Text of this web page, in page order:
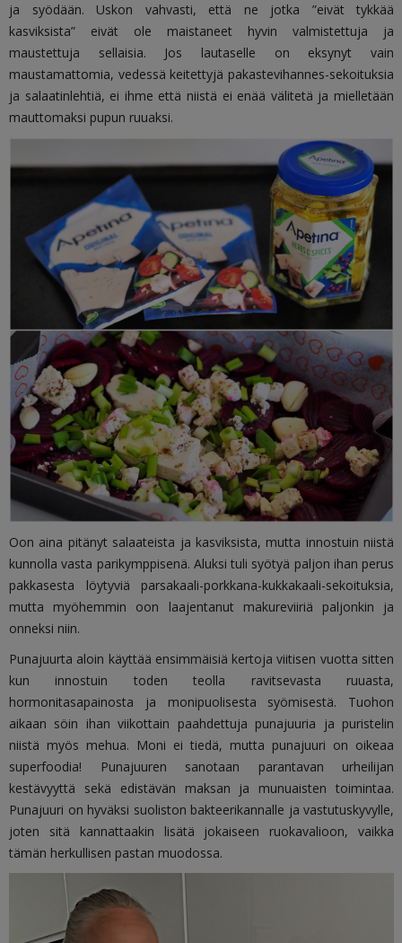
ja syödään. Uskon vahvasti, että ne jotka ”eivät tykkää
kasviksista” eivät ole maistaneet hyvin valmistettuja ja
maustettuja sellaisia. Jos lautaselle on eksynyt vain
maustamattomia, vedessä keitettyjä pakastevihannes-sekoituksia
ja salaatinlehtiä, ei ihme että niistä ei enää välitetä ja mielletään
mauttomaksi pupun ruuaksi.
Oon aina pitänyt salaateista ja kasviksista, mutta innostuin niistä
kunnolla vasta parikymppisenä. Aluksi tuli syötyä paljon ihan perus
pakkasesta löytyviä parsakaali-porkkana-kukkakaali-sekoituksia,
mutta myöhemmin oon laajentanut makureviiriä paljonkin ja
onneksi niin.
Punajuurta aloin käyttää ensimmäisiä kertoja viitisen vuotta sitten
kun innostuin toden teolla ravitsevasta ruuasta,
hormonitasapainosta ja monipuolisesta syömisestä. Tuohon
aikaan söin ihan viikottain paahdettuja punajuuria ja puristelin
niistä myös mehua. Moni ei tiedä, mutta punajuuri on oikeaa
superfoodia! Punajuuren sanotaan parantavan urheilijan
kestävyyttä sekä edistävän maksan ja munuaisten toimintaa.
Punajuuri on hyväksi suoliston bakteerikannalle ja vastutuskyvylle,
joten sitä kannattaakin lisätä jokaiseen ruokavalioon, vaikka
tämän herkullisen pastan muodossa.